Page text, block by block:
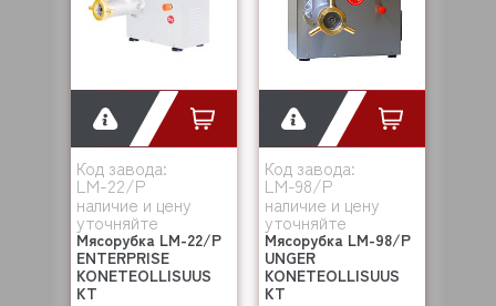
Код завода:
LM-22/P
наличие и цену
уточняйте
Мясорубка LM-22/P
ENTERPRISE
KONETEOLLISUUS
KT
Код завода:
LM-98/P
наличие и цену
уточняйте
Мясорубка LM-98/P
UNGER
KONETEOLLISUUS
KT